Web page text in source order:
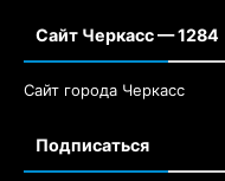
Сайт Черкасс — 1284
Сайт города Черкасс
Подписаться